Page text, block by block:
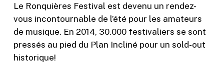
Le Ronquières Festival est devenu un rendez-
vous incontournable de l’été pour les amateurs
de musique. En 2014, 30.000 festivaliers se sont
pressés au pied du Plan Incliné pour un sold-out
historique!